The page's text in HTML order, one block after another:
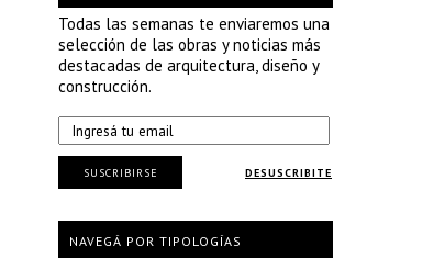
Todas las semanas te enviaremos una
selección de las obras y noticias más
destacadas de arquitectura, diseño y
construcción.
DESUSCRIBITE
SUSCRIBIRSE
NAVEGÁ POR TIPOLOGÍAS